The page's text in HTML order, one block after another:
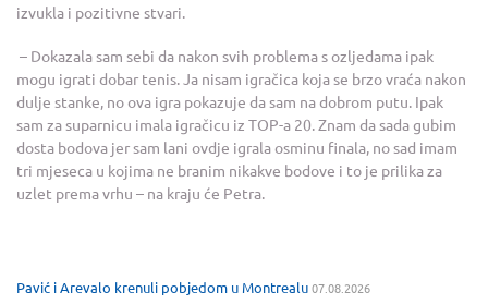
izvukla i pozitivne stvari.
– Dokazala sam sebi da nakon svih problema s ozljedama ipak
mogu igrati dobar tenis. Ja nisam igračica koja se brzo vraća nakon
dulje stanke, no ova igra pokazuje da sam na dobrom putu. Ipak
sam za suparnicu imala igračicu iz TOP-a 20. Znam da sada gubim
dosta bodova jer sam lani ovdje igrala osminu finala, no sad imam
tri mjeseca u kojima ne branim nikakve bodove i to je prilika za
uzlet prema vrhu – na kraju će Petra.
Pavić i Arevalo krenuli pobjedom u Montrealu07.08.2026